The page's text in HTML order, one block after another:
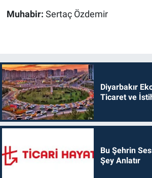
Muhabir: Sertaç Özdemir
Diyarbakır
Ticaret ve
Bu Şehrin
Şey Anlatır